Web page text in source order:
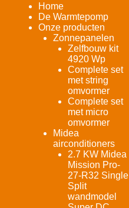
Home
De Warmtepomp
Onze producten
Zonnepanelen
Zelfbouw kit
4920 Wp
Complete set
met string
omvormer
Complete set
met micro
omvormer
Midea
airconditioners
2.7 KW Midea
Mission Pro-
27-R32 Single
Split
wandmodel